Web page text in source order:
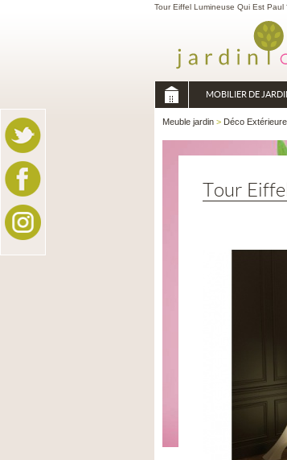
Tour Eiffel Lumineuse Qui Est
MOBILIER DE
Meuble jardin > Déco Extérieure
Tour